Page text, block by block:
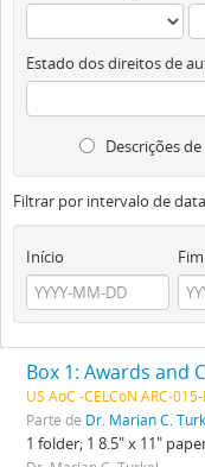
Estado dos direitos de
Descrições
Filtrar por intervalo de
Início Fim
Box 1: Awards and
US AoC -CELCoN ARC-
Parte de Dr. Marian C.
1 folder; 1 8.5" x 11"